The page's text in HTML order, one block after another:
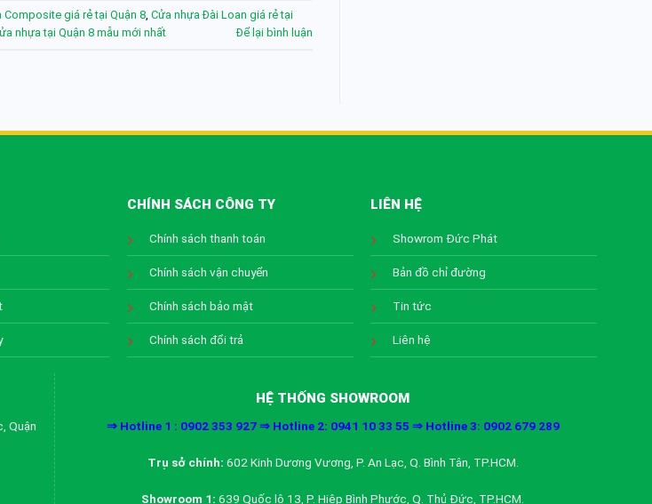
Composite giá rẻ tại Quận 8, Cửa nhựa Đài Loan giá rẻ tại
nhựa tại Quận 8 mẫu mới nhất Để lại bình luận
CHÍNH SÁCH CÔNG TY
Chính sách thanh toán
Chính sách vận chuyển
Chính sách bảo mật
Chính sách đổi trả
LIÊN HỆ
Showrom Đức Phát
Bản đồ chỉ đường
Tin tức
Liên hệ
Quận
HỆ THỐNG SHOWROOM
⇒ Hotline 1 : 0902 353 927 ⇒ Hotline 2: 0941 10 33 55 ⇒ Hotline 3: 0902 679 289
Trụ sở chính: 602 Kinh Dương Vương, P. An Lạc, Q. Bình Tân, TP.HCM.
Showroom 1: 639 Quốc lộ 13, P. Hiệp Bình Phước, Q. Thủ Đức, TP.HCM.